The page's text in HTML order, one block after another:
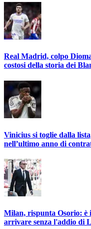
Real Madrid, colpo
costosi della storia dei
Vinicius si toglie dalla
nell’ultimo anno di
Milan, rispunta Osorio:
arrivare senza l'addio di